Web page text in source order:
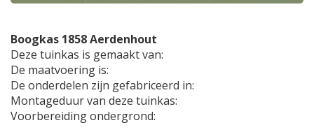
Boogkas 1858 Aerdenhout
Deze tuinkas is gemaakt van:
De maatvoering is:
De onderdelen zijn gefabriceerd in:
Montageduur van deze tuinkas:
Voorbereiding ondergrond: